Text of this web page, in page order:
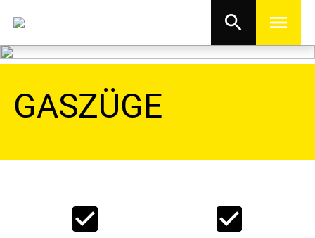
search menu
GASZÜGE
check_box check_box